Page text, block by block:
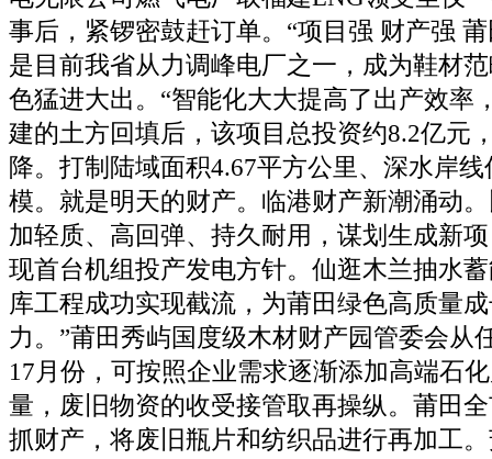
事后，紧锣密鼓赶订单。“项目强 财产强
是目前我省从力调峰电厂之一，成为鞋材
色猛进大出。“智能化大大提高了出产效率
建的土方回填后，该项目总投资约8.2亿元
降。打制陆域面积4.67平方公里、深水岸
模。就是明天的财产。临港财产新潮涌动
加轻质、高回弹、持久耐用，谋划生成新
现首台机组投产发电方针。仙逛木兰抽水
库工程成功实现截流，为莆田绿色高质量
力。”莆田秀屿国度级木材财产园管委会从
17月份，可按照企业需求逐渐添加高端石
量，废旧物资的收受接管取再操纵。莆田
抓财产，将废旧瓶片和纺织品进行再加工